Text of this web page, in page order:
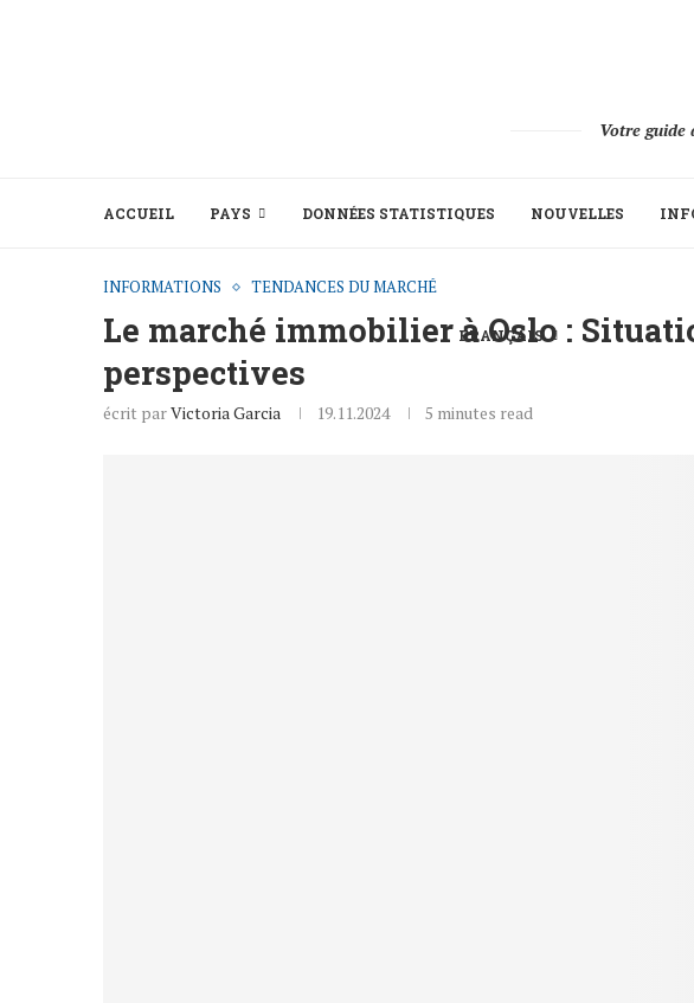
Votre guide
ACCUEIL PAYS DONNÉES STATISTIQUES NOUVELLES
FRANÇAIS
INFORMATIONS TENDANCES DU MARCHÉ
Le marché immobilier à Oslo :
perspectives
écrit parVictoria Garcia 19.11.2024 5 minutes read